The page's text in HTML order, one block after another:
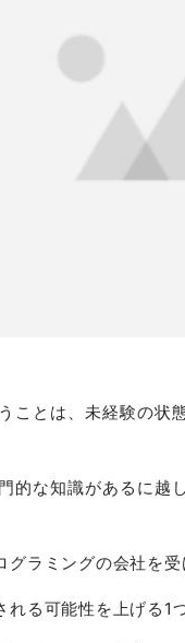
ことは、未経験の状
的な知識があるに越
ラミングの会社を
る可能性を上げる1